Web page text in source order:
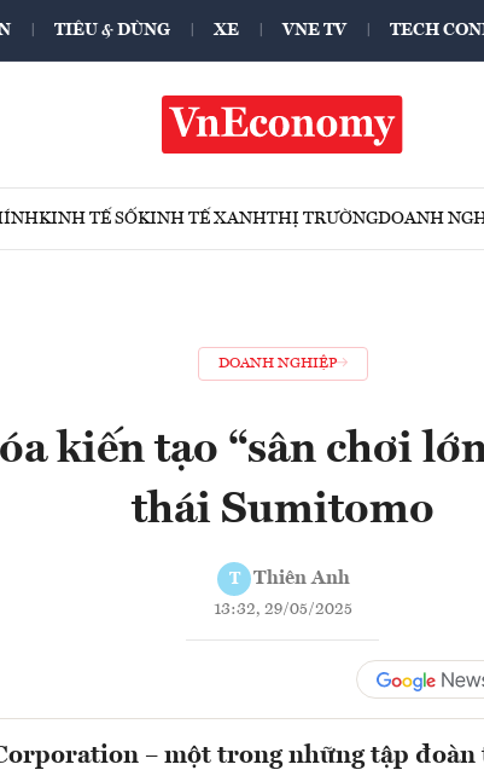
TIÊU & DÙNG XE VNE TV TECH
KINH TẾ SỐKINH TẾ XANHTHỊ TRƯỜNGDOANH
DOANH NGHIỆP
kiến tạo “sân chơi
thái Sumitomo
T Thiên Anh
13:32, 29/05/2025
– một trong những tập đoàn